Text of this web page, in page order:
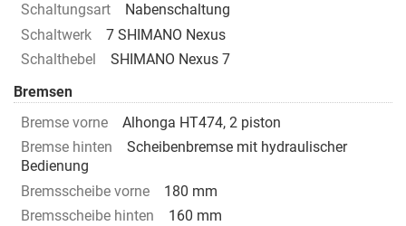
Schaltungsart
Nabenschaltung
Schaltwerk
7 SHIMANO Nexus
Schalthebel
SHIMANO Nexus 7
Bremsen
Bremse vorne
Alhonga HT474, 2 piston
Bremse hinten
Scheibenbremse mit hydraulischer
Bedienung
Bremsscheibe vorne
180 mm
Bremsscheibe hinten
160 mm